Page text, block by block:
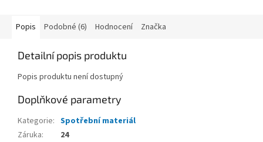
Popis Podobné (6) Hodnocení Značka
Detailní popis produktu
Popis produktu není dostupný
Doplňkové parametry
Kategorie: Spotřební materiál
Záruka:
24